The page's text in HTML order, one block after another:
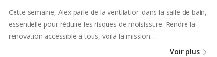
Cette semaine, Alex parle de la ventilation dans la salle de bain,
essentielle pour réduire les risques de moisissure. Rendre la
rénovation accessible à tous, voilà la mission…
Voir plus